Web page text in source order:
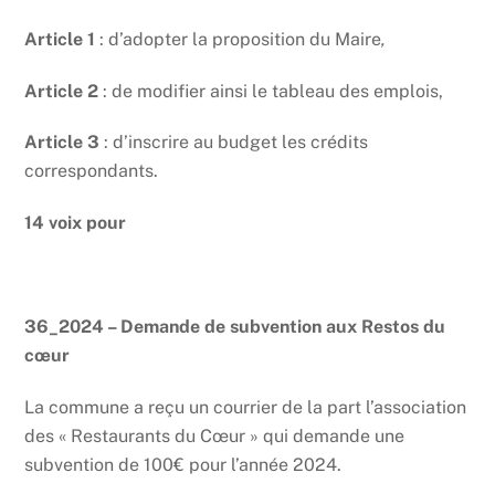
Article 1 : d’adopter la proposition du Maire,
Article 2 : de modifier ainsi le tableau des emplois,
Article 3 : d’inscrire au budget les crédits
correspondants.
14 voix pour
36_2024 – Demande de subvention aux Restos du
cœur
La commune a reçu un courrier de la part l’association
des « Restaurants du Cœur » qui demande une
subvention de 100€ pour l’année 2024.